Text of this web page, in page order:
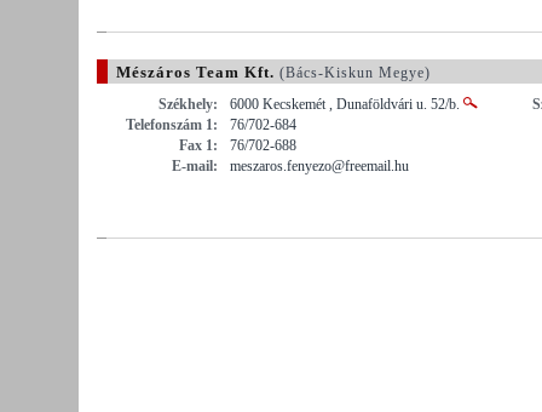
Mészáros Team Kft. (Bács-Kiskun Megye)
Székhely:
6000 Kecskemét , Dunaföldvári u. 52/b.
Telefonszám 1:
76/702-684
Fax 1:
76/702-688
E-mail:
meszaros.fenyezo@freemail.hu